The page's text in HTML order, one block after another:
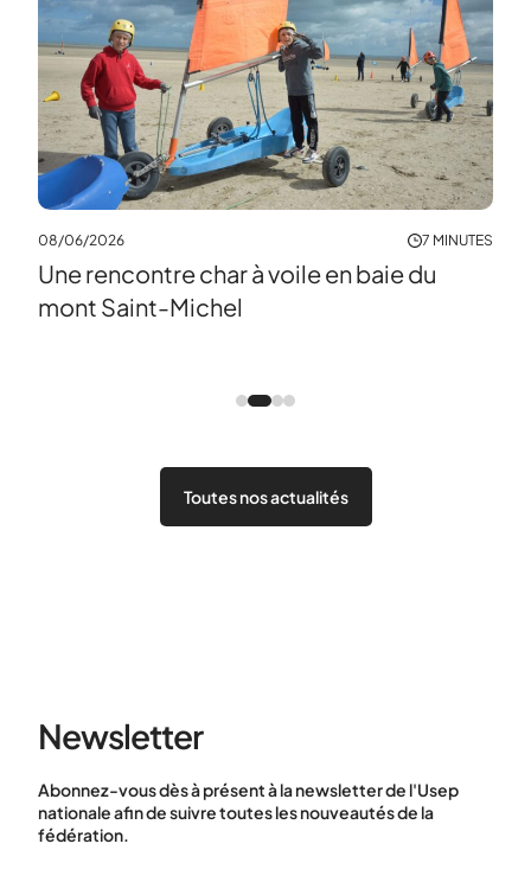
08/06/2026 7 MINUTES
Une rencontre char à voile en baie du
mont Saint-Michel
Toutes nos actualités
Newsletter
Abonnez-vous dès à présent à la newsletter de l'Usep
nationale afin de suivre toutes les nouveautés de la
fédération.